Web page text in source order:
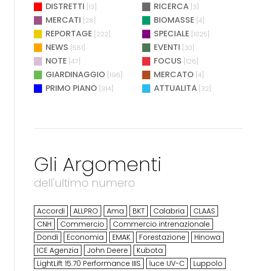
DISTRETTI [13] RICERCA [3]
MERCATI [28] BIOMASSE [4]
REPORTAGE [222] SPECIALE [1025]
NEWS [581] EVENTI [30]
NOTE [47] FOCUS [126]
GIARDINAGGIO [196] MERCATO [4]
PRIMO PIANO [314] ATTUALITÀ [32]
Gli Argomenti
dell'ultimo numero
Accordi ALLPRO Ama BKT Calabria
CLAAS
CNH
Commercio
Commercio intrenazionale
Dondi
Economia EMAK Forestazione
Hinowa
ICE Agenzia
John Deere
Kubota
LightLift 15.70 Performance IIIS
luce UV-C
Luppolo